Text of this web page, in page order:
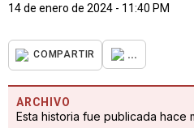
14 de enero de 2024 - 11:40 PM
COMPARTIR ...
ARCHIVO
Esta historia fue publicada hace